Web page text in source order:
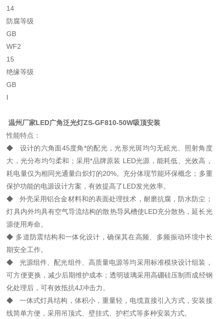
14
防腐等级
GB
WF2
15
绝缘等级
GB
Ⅰ
温州厂家LED广角泛光灯ZS-GF810-50W吸顶安装
性能特点：
◆ 设计的六角面45度角*的配光，光形光斑均匀无眩光、照射角度
大，光分布均匀柔和；采用*品牌原装 LED光源，能耗低、光效高，
耗电量仅为相同光通量白炽灯的20%。充分体现节能环保概念；多重
保护功能的电源设计方案，有效提高了LED发光效率。
◆ 外壳采用铝合金材料和的表面处理技术，耐磨抗腐，防水防尘；
灯具内外均具有空气导流结构的散热导风槽使LED充分散热，延长光
源使用寿命。
◆ 多道防震结构和一体化设计，确保其在高频、多频振动环境中长
期安全工作。
◆ 光源组件、配光组件、高质量电源等均采用标准模块设计组装，
可方便更换，减少后期维护成本；透明玻璃采用高硼硅压制而成经钢
化处理后，可有效抵抗4J冲击力。
◆ 一体式灯具结构，体积小，重量轻，电缆直接引入方式，安装接
线简单方便，采用吊顶式、壁挂式、护栏式等多种安装方式。